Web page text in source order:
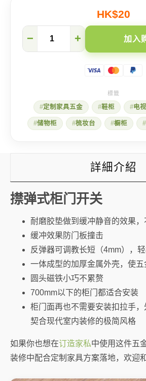
HK$20
式
− + 加入
定制家具五金 鞋柜 电
储物柜 梳妆台 橱柜
詳細介紹
㩒弹式柜门开关
耐磨胶垫做到缓冲静音的效果
缓冲效果防门板撞击
反弹器可调教长短（4mm），
一体成型的加厚金属外壳，使五
圆头磁铁小巧不累赘
700mm以下的柜门都适合安装
柜门面再也不需要安装扣拉手
契合现代室内装修的极简风格
如果你也想在订造家私中使用这件五
装修中配合定制家具方案落地，欢迎